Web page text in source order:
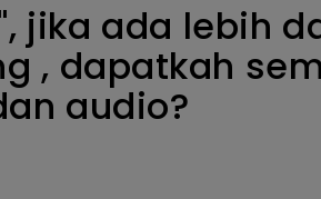
jika ada lebih
, dapatkah
audio?